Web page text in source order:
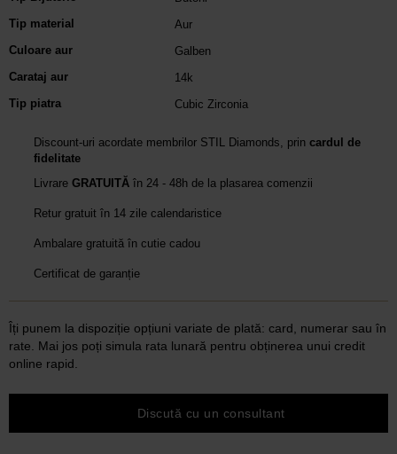
Tip material
Aur
Culoare aur
Galben
Carataj aur
14k
Tip piatra
Cubic Zirconia
Discount-uri acordate membrilor STIL Diamonds, prin cardul de
fidelitate
Livrare GRATUITĂ în 24 - 48h de la plasarea comenzii
Retur gratuit în 14 zile calendaristice
Ambalare gratuită în cutie cadou
Certificat de garanție
Îți punem la dispoziție opțiuni variate de plată: card, numerar sau în
rate. Mai jos poți simula rata lunară pentru obținerea unui credit
online rapid.
Discută cu un consultant